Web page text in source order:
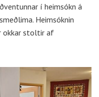
í heimsókn á
Heimsóknin
okkar stoltir af